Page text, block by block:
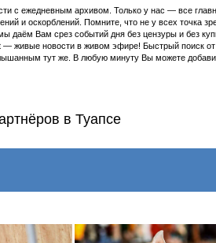
с ежедневным архивом. Только у нас — все
и оскорблений. Помните, что не у всех точка
даём Вам срез событий дня без цензуры и без
— живые новости в живом эфире! Быстрый поиск
тут же. В любую минуту Вы можете
в Туапсе